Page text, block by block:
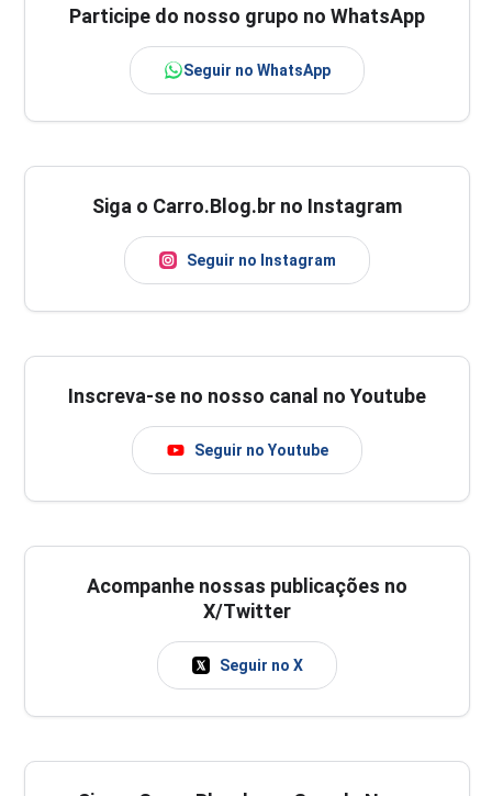
Participe do nosso grupo no WhatsApp
Seguir no WhatsApp
Siga o Carro.Blog.br no Instagram
Seguir no Instagram
Inscreva-se no nosso canal no Youtube
Seguir no Youtube
Acompanhe nossas publicações no
X/Twitter
Seguir no X